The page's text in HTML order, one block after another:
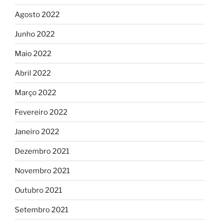
Agosto 2022
Junho 2022
Maio 2022
Abril 2022
Março 2022
Fevereiro 2022
Janeiro 2022
Dezembro 2021
Novembro 2021
Outubro 2021
Setembro 2021